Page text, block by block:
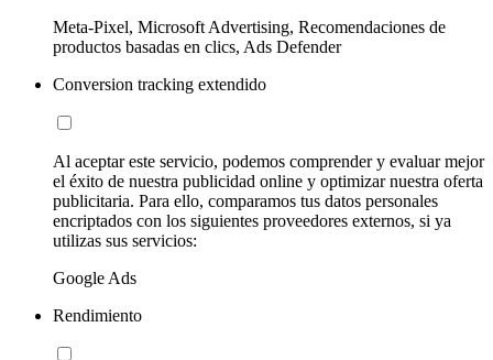
Meta-Pixel, Microsoft Advertising, Recomendaciones de
productos basadas en clics, Ads Defender
Conversion tracking extendido
Al aceptar este servicio, podemos comprender y evaluar mejor
el éxito de nuestra publicidad online y optimizar nuestra oferta
publicitaria. Para ello, comparamos tus datos personales
encriptados con los siguientes proveedores externos, si ya
utilizas sus servicios:
Google Ads
Rendimiento